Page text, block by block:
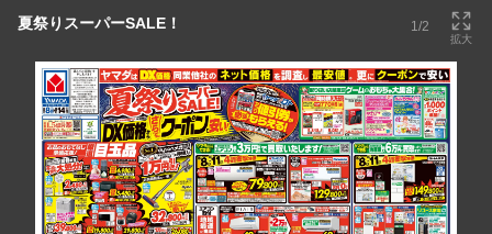
夏祭りスーパーSALE！ 1/2
拡大